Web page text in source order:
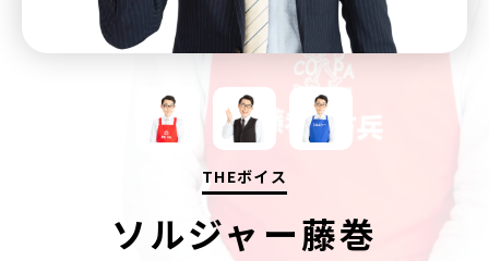
THEボイ ス
ソルジャー藤巻